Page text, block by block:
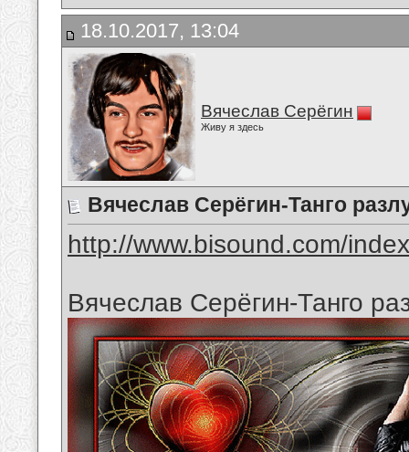
18.10.2017, 13:04
Вячеслав Серёгин
Живу я здесь
Вячеслав Серёгин-Танго
http://www.bisound.com/
Вячеслав Серёгин-Танго